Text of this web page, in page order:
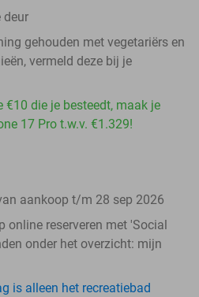
deur
gehouden met vegetariërs en
vermeld deze bij je
€10 die je besteedt, maak je
17 Pro t.w.v. €1.329!
aankoop t/m 28 sep 2026
online reserveren met 'Social
onder het overzicht: mijn
is alleen het recreatiebad